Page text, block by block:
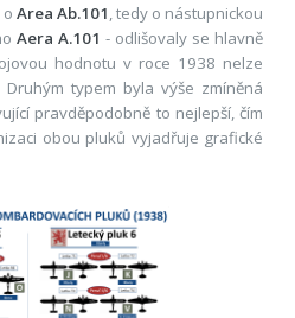
oArea Ab.101 , tedy o nástupnickou
Aera A.101 - odlišovaly se hlavně
hodnotu v roce 1938 nelze
typem byla výše zmíněná
pravděpodobně to nejlepší, čím
obou pluků vyjadřuje grafické